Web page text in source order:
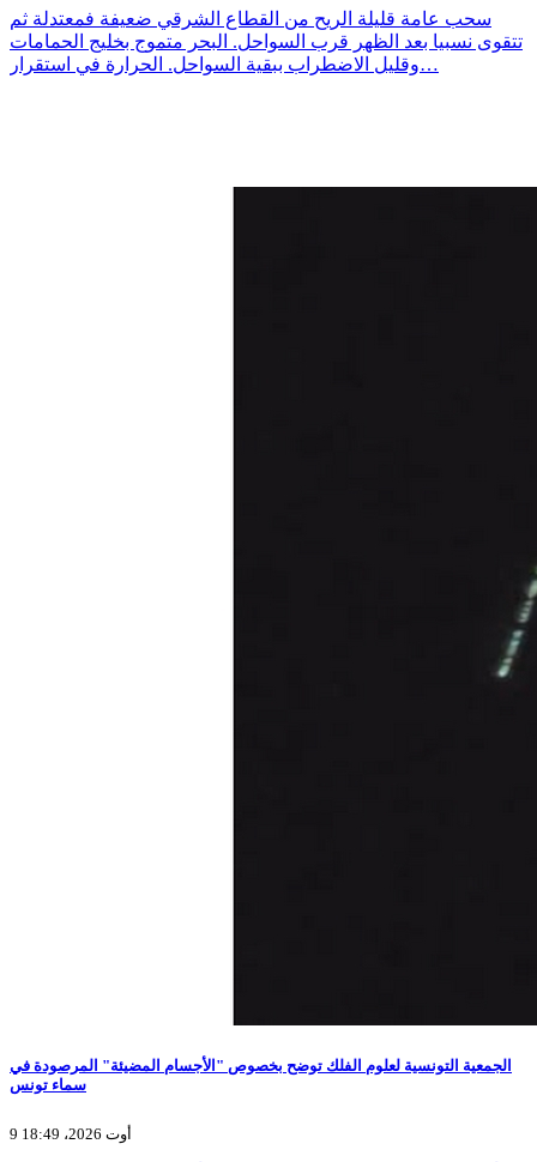
سحب عامة قليلة الريح من القطاع الشرقي ضعيفة فمعتدلة ثم
تتقوى نسبيا بعد الظهر قرب السواحل. البحر متموج بخليج الحمامات
وقليل الاضطراب ببقية السواحل. الحرارة في استقرار…
الجمعية التونسية لعلوم الفلك توضح بخصوص "الأجسام المضيئة" المرصودة في
سماء تونس
9 أوت 2026، 18:49